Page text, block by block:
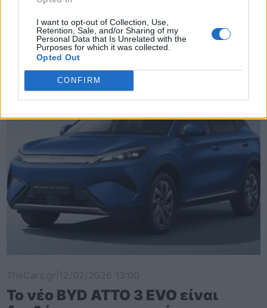
I want to opt-out of Collection, Use,
Retention, Sale, and/or Sharing of my
Personal Data that Is Unrelated with the
Purposes for which it was collected.
Opted Out
CONFIRM
Η Volkswagen παρουσιάζει το νέο
T-Roc
Το νέο BYD ATTO 3 EVO είναι